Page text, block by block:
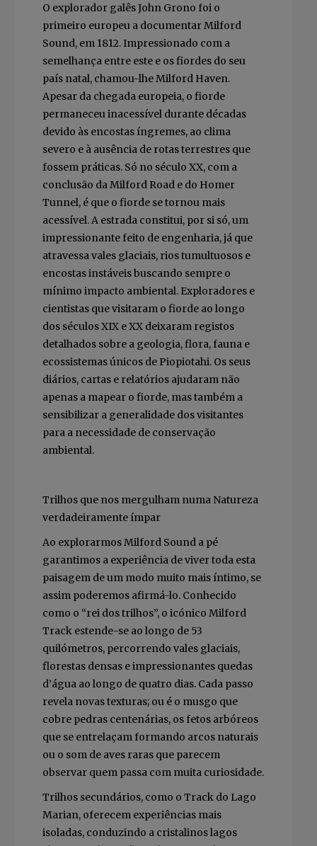
O explorador galês John Grono foi o
primeiro europeu a documentar Milford
Sound, em 1812. Impressionado com a
semelhança entre este e os fiordes do seu
país natal, chamou-lhe Milford Haven.
Apesar da chegada europeia, o fiorde
permaneceu inacessível durante décadas
devido às encostas íngremes, ao clima
severo e à ausência de rotas terrestres que
fossem práticas. Só no século XX, com a
conclusão da Milford Road e do Homer
Tunnel, é que o fiorde se tornou mais
acessível. A estrada constitui, por si só, um
impressionante feito de engenharia, já que
atravessa vales glaciais, rios tumultuosos e
encostas instáveis buscando sempre o
mínimo impacto ambiental. Exploradores e
cientistas que visitaram o fiorde ao longo
dos séculos XIX e XX deixaram registos
detalhados sobre a geologia, flora, fauna e
ecossistemas únicos de Piopiotahi. Os seus
diários, cartas e relatórios ajudaram não
apenas a mapear o fiorde, mas também a
sensibilizar a generalidade dos visitantes
para a necessidade de conservação
ambiental.
Trilhos que nos mergulham numa Natureza
verdadeiramente ímpar
Ao explorarmos Milford Sound a pé
garantimos a experiência de viver toda esta
paisagem de um modo muito mais íntimo, se
assim poderemos afirmá-lo. Conhecido
como o “rei dos trilhos”, o icónico Milford
Track estende-se ao longo de 53
quilómetros, percorrendo vales glaciais,
florestas densas e impressionantes quedas
d’água ao longo de quatro dias. Cada passo
revela novas texturas; ou é o musgo que
cobre pedras centenárias, os fetos arbóreos
que se entrelaçam formando arcos naturais
ou o som de aves raras que parecem
observar quem passa com muita curiosidade.
Trilhos secundários, como o Track do Lago
Marian, oferecem experiências mais
isoladas, conduzindo a cristalinos lagos